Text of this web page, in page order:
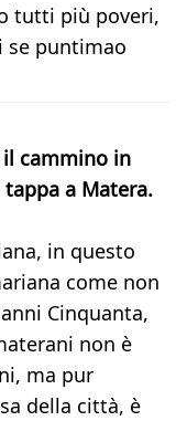
tutti più poveri,
se puntimao
cammino in
a Matera.
in questo
come non
Cinquanta,
non è
ma pur
della città, è